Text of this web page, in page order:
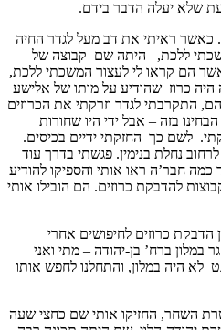
שלא יעלה הדבר בידם.
כאשר ראיתי את דב מעל לגדר החיה
ללכת, היתה שם קבוצה של
הם קראו לי לעצור המשכתי ללכת,
היה כרוז שהודיע על מותו של אלישע
התקרבתי לגדר וזרקתי את הכרוזים
בזה – אבל ידי היו שחורות
לשם כך החזקתי ידיים בכיסים.
לרחוב נחלת בנימין. פגשתי בדרך עוד
חבר’ה ראו אותי והספיקו להודיע
להדבקת כרוזים. הם הובילו אותי
הדבקת כרוזים לחיפושים אחרי
במלון ברח’ בן-יהודה – מתי ואני
לא היה במלון, והתחלנו לחפש אותו
השחר, החזיקו אותי שם כחצי שעה